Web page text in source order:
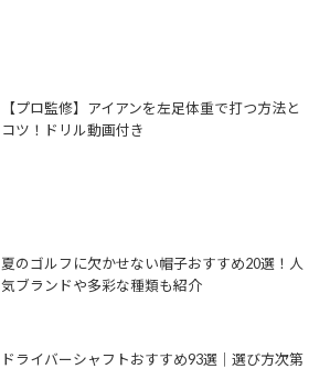
【プロ監修】アイアンを左足体重で打つ方法と
コツ！ドリル動画付き
夏のゴルフに欠かせない帽子おすすめ20選！人
気ブランドや多彩な種類も紹介
ドライバーシャフトおすすめ93選│選び方次第